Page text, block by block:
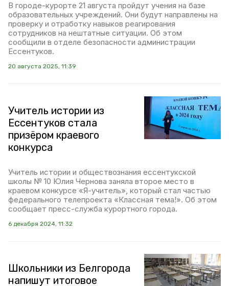
В городе-курорте 21 августа пройдут учения на базе
образовательных учреждений. Они будут направлены на
проверку и отработку навыков реагирования
сотрудников на нештатные ситуации. Об этом
сообщили в отделе безопасности администрации
Ессентуков.
20 августа 2025, 11:39
Учитель истории из
Ессентуков стала
призёром краевого
конкурса
Учитель истории и обществознания ессентукской
школы № 10 Юлия Чернова заняла второе место в
краевом конкурсе «Я-учитель», который стал частью
федерального телепроекта «Классная тема!». Об этом
сообщает пресс-служба курортного города.
6 декабря 2024, 11:32
Школьники из Белгорода
напишут итоговое